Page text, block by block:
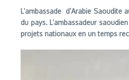
L’ambassade d’Arabie
du pays. L’ambassadeur
projets nationaux en un temps